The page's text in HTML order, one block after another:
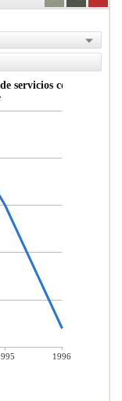
servicios comerciales)
1996